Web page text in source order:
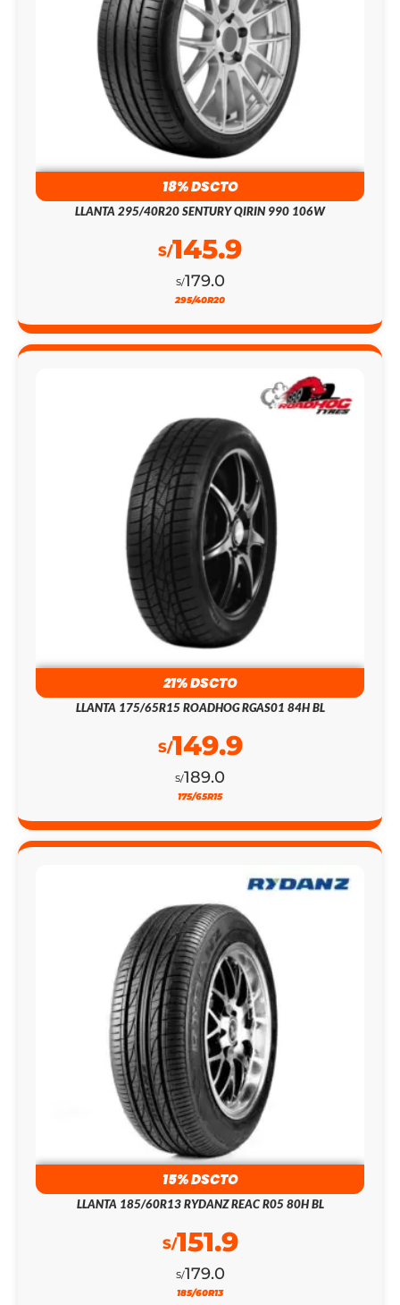
18% DSCTO
LLANTA 295/40R20 SENTURY QIRIN 990 106W
S/179.0
S/145.9
295/40R20
21% DSCTO
LLANTA 175/65R15 ROADHOG RGAS01 84H BL
S/189.0
S/149.9
175/65R15
15% DSCTO
LLANTA 185/60R13 RYDANZ REAC R05 80H BL
S/179.0
S/151.9
185/60R13